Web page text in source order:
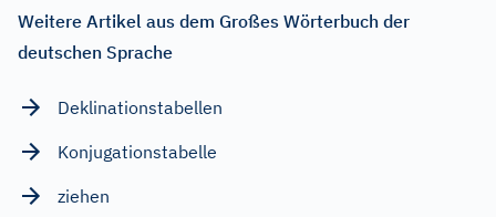
Weitere Artikel aus dem Großes Wörterbuch der
deutschen Sprache
Deklinationstabellen
Konjugationstabelle
ziehen